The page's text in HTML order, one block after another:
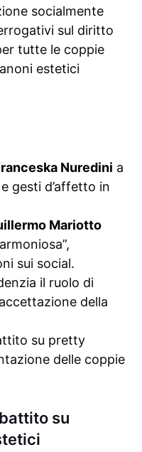
socialmente
sul diritto
tutte le coppie
estetici
Nuredini a
gesti d’affetto in
Mariotto
sui social.
il ruolo di
della
su pretty
delle coppie
su